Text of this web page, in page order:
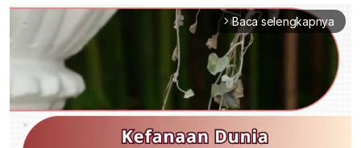
arrow_forward_ios Baca selengkapnya